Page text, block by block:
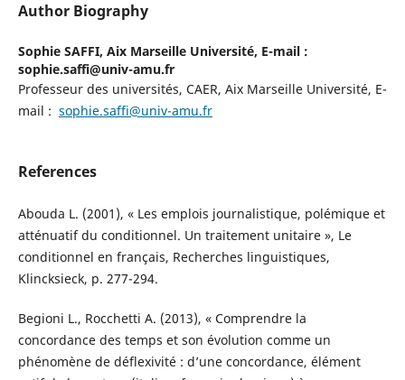
Author Biography
Sophie SAFFI, Aix Marseille Université, E-mail :
sophie.saffi@univ-amu.fr
Professeur des universités, CAER, Aix Marseille Université, E-
mail : sophie.saffi@univ-amu.fr
References
Abouda L. (2001), « Les emplois journalistique, polémique et
atténuatif du conditionnel. Un traitement unitaire », Le
conditionnel en français, Recherches linguistiques,
Klincksieck, p. 277-294.
Begioni L., Rocchetti A. (2013), « Comprendre la
concordance des temps et son évolution comme un
phénomène de déflexivité : d’une concordance, élément